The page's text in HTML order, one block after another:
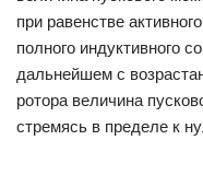
при равенстве
полного индуктивного
дальнейшем с
ротора величина
стремясь в пределе к